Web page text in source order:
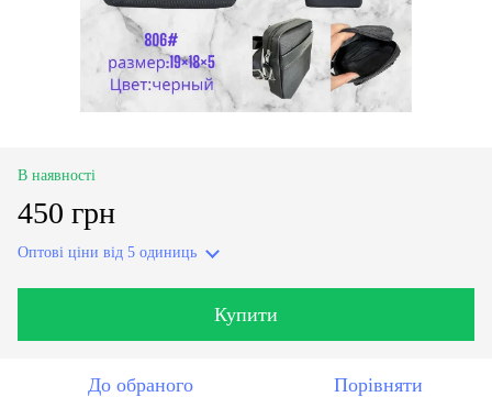
В наявності
450 грн
Оптові ціни від 5 одиниць
Купити
До обраного Порівняти